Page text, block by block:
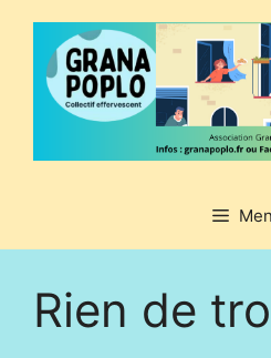
contenu
Rien de